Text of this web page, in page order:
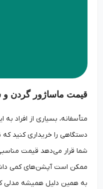
قیمت ماساژور گردن و
متأسفانه، بسیاری از افراد به
دستگاهی را خریداری کنید که
شما قرار می‌دهد قیمت مناسبی
ممکن است آپشن‌های کمی داشته
به همین دلیل همیشه مدلی که